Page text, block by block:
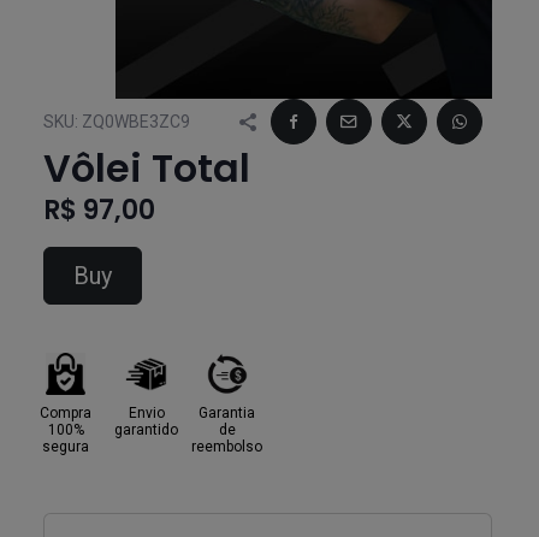
SKU: ZQ0WBE3ZC9
Vôlei Total
R$ 97,00
Buy
Compra
100%
segura
Envio
garantido
Garantia
de
reembolso